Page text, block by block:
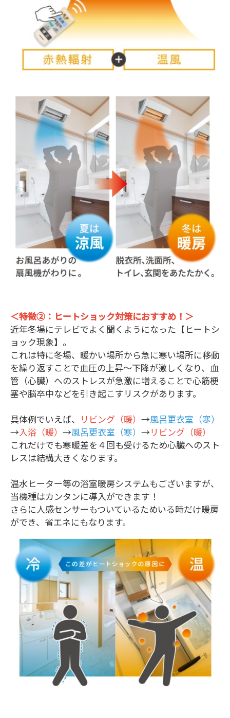
＜特徴②：ヒートショック対策におすすめ！＞
近年冬場にテレビでよく聞くようになった【ヒートシ
ョック現象】。
これは特に冬場、暖かい場所から急に寒い場所に移動
を繰り返すことで血圧の上昇～下降が激しくなり、血
管（心臓）へのストレスが急激に増えることで心筋梗
塞や脳卒中などを引き起こすリスクがあります。
具体例でいえば、 リビング（暖） →風呂更衣室（寒）
→入浴（暖） →風呂更衣室（寒） →リビング（暖）
これだけでも寒暖差を４回も受けるため心臓へのスト
レスは結構大きくなります。
温水ヒーター等の浴室暖房システムもございますが、
当機種はカンタンに導入ができます！
さらに人感センサーもついているためいる時だけ暖房
ができ、省エネにもなります。